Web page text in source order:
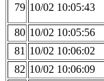
79 10/02 10:05:43
80 10/02 10:05:56
81 10/02 10:06:02
82 10/02 10:06:09